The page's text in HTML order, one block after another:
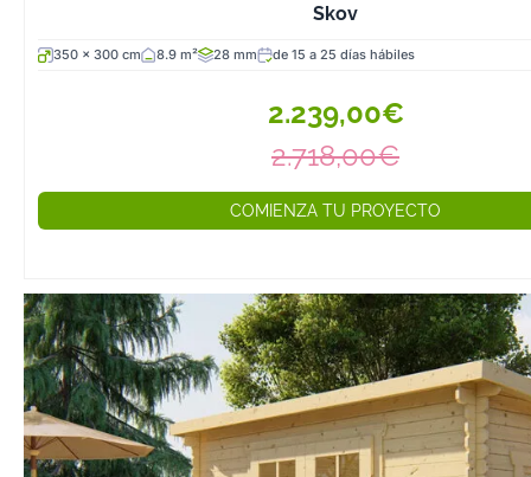
Skov
350 x 300 cm 8.9 m² 28 mm de 15 a 25 días hábiles
2.239,00€
2.718,00€
COMIENZA TU PROYECTO